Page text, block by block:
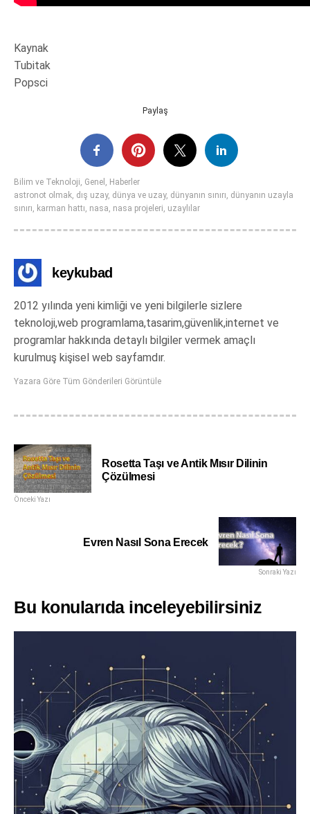
Kaynak
Tubitak
Popsci
Paylaş
Bilim ve Teknoloji, Genel , Haberler
astronot olmak, dış uzay, dünya ve uzay, dünyanın sınırı, dünyanın uzayla
sınırı, karman hattı, nasa, nasa projeleri, uzaylılar
keykubad
2012 yılında yeni kimliği ve yeni bilgilerle sizlere
teknoloji,web programlama,tasarim,güvenlik,internet ve
programlar hakkında detaylı bilgiler vermek amaçlı
kurulmuş kişisel web sayfamdır.
Yazara Göre Tüm Gönderileri Görüntüle
Rosetta Taşı ve Antik Mısır Dilinin
Çözülmesi
Önceki Yazı
Evren Nasıl Sona Erecek
Sonraki Yazı
Bu konularıda inceleyebilirsiniz